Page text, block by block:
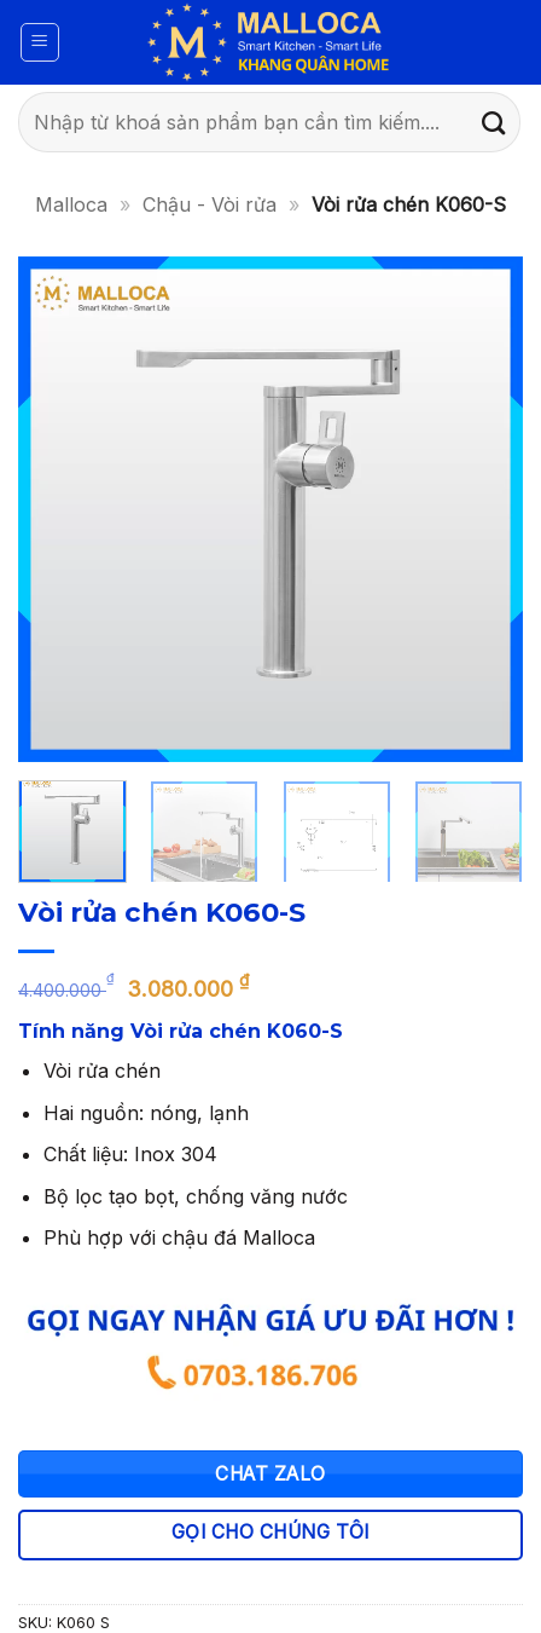
qua
dung
Tìm
kiếm:
Malloca » Chậu - Vòi rửa » Vòi rửa chén K060-S
Vòi rửa chén K060-S
4.400.000
₫
Giá
gốc
là:
4.400.000 ₫.
3.080.000₫Giá
hiện
tại
Tính năng Vòi rửa chén K060-S
Vòi rửa chén
Hai nguồn: nóng, lạnh
Chất liệu: Inox 304
Bộ lọc tạo bọt, chống văng nước
Phù hợp với chậu đá Malloca
CHAT ZALO
GỌI CHO CHÚNG TÔI
SKU: K060 S